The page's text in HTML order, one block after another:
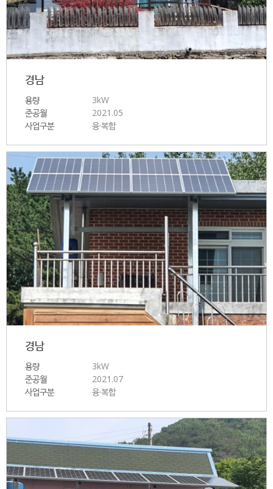
경남
용량
3kW
준공월
2021.05
사업구분
융·복합
경남
용량
3kW
준공월
2021.07
사업구분
융·복합